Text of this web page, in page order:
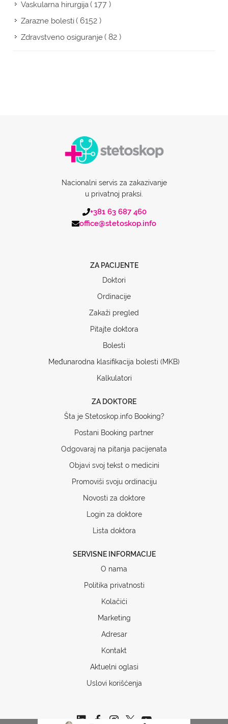
Vaskularna hirurgija( 177 )
Zarazne bolesti( 6152 )
Zdravstveno osiguranje( 82 )
Nacionalni servis za zakazivanje
u privatnoj praksi.
+381 63 687 460
office@stetoskop.info
ZA PACIJENTE
Doktori
Ordinacije
Zakaži pregled
Pitajte doktora
Bolesti
Međunarodna klasifikacija bolesti (MKB)
Kalkulatori
ZA DOKTORE
Šta je Stetoskop.info Booking?
Postani Booking partner
Odgovaraj na pitanja pacijenata
Objavi svoj tekst o medicini
Promoviši svoju ordinaciju
Novosti za doktore
Login za doktore
Lista doktora
SERVISNE INFORMACIJE
O nama
Politika privatnosti
Kolačići
Marketing
Adresar
Kontakt
Aktuelni oglasi
Uslovi korišćenja